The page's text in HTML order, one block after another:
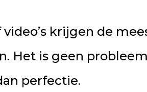
krijgen de
Het is geen
perfectie.